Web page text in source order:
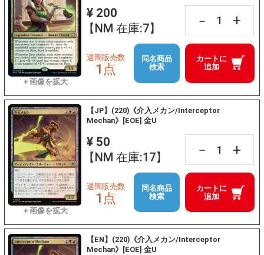
¥ 200
【NM 在庫:7】
－ +
カートに
追加
週間販売数
1点
同名商品
検索
【JP】(220)《介入メカン/Interceptor
Mechan》[EOE] 金U
¥ 50
【NM 在庫:17】
－ +
カートに
追加
週間販売数
1点
同名商品
検索
【EN】(220)《介入メカン/Interceptor
Mechan》[EOE] 金U